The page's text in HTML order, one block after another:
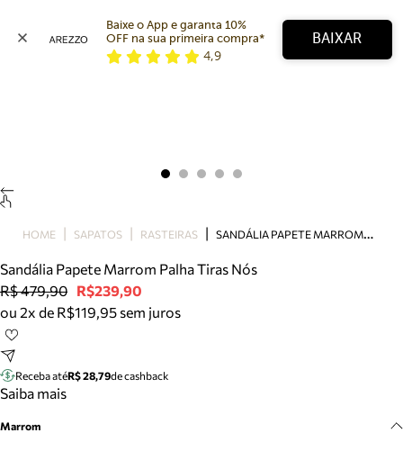
Bolsa
Tamanco
Tênis
Mule
Tire dúvidas sobre pedidos, devoluções e mais.
Baixe o App e garanta 10%
OFF na sua primeira compra*
4,9
BAIXAR
HOME SAPATOS RASTEIRAS S
ANDÁLIA PAPETE MARROM PALHA TIRAS NÓS
Sandália Papete Marrom Palha Tiras Nós
R$ 479,90 R$239,90
ou 2x de R$119,95 sem juros
Receba atéR$ 28,79de cashback
Saiba mais
Marrom